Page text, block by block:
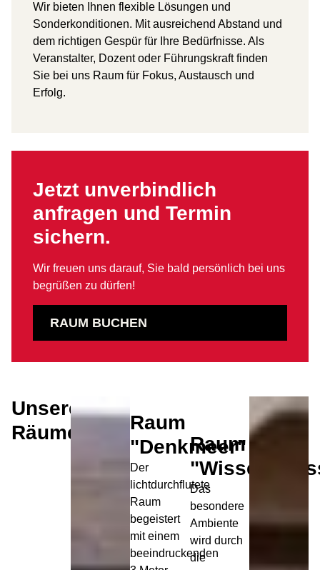
Wir bieten Ihnen flexible Lösungen und
Sonderkonditionen. Mit ausreichend Abstand und
dem richtigen Gespür für Ihre Bedürfnisse. Als
Veranstalter, Dozent oder Führungskraft finden
Sie bei uns Raum für Fokus, Austausch und
Erfolg.
Jetzt unverbindlich
anfragen und Termin
sichern.
Wir freuen uns darauf, Sie bald persönlich bei uns
begrüßen zu dürfen!
RAUM BUCHEN
Unsere
Räume
Raum
"Denkmeer"
Der
lichtdurchflutete
Raum
begeistert
mit einem
beeindruckenden
Raum
Das
besondere
Ambiente
wird durch
die